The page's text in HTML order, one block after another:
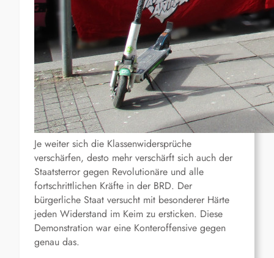
Je weiter sich die Klassenwidersprüche
verschärfen, desto mehr verschärft sich auch der
Staatsterror gegen Revolutionäre und alle
fortschrittlichen Kräfte in der BRD. Der
bürgerliche Staat versucht mit besonderer Härte
jeden Widerstand im Keim zu ersticken. Diese
Demonstration war eine Konteroffensive gegen
genau das.